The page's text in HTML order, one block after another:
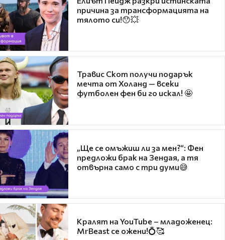
причина за трансформацията на
тялото си!😯💥
Травис Скот получи подарък
мечта от Холанд — всеки
футболен фен би го искал! 🤩
„Ще се омъжиш ли за мен?“: Фен
предложи брак на Зендая, а тя
отвърна само с три думи😅
Кралят на YouTube – младоженец:
MrBeast се ожени!💍🥰